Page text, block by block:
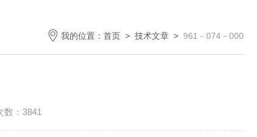
我的位置： 首页 > 技术文章 > 961－074－000
数：3841